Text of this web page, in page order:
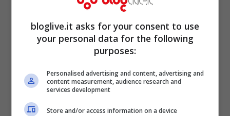
Sochi 2014, ecco le divise delle
nazioni partecipanti
bloglive.it asks for your consent to use
your personal data for the following
purposes:
Personalised advertising and content, advertising and
content measurement, audience research and
services development
Store and/or access information on a device